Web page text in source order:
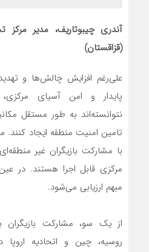
آندری چیبوتاریف، مدیر مرکز
(قزاقستان)
علی‌رغم افزایش چالش‌ها و
پایدار و امن آسیای
نتوانسته‌اند به طور مستقل
تامین امنیت منطقه ایجاد
با مشارکت بازیگران غیر
مرکزی قابل اجرا هستند. در
مبهم ارزیابی می‌شود.
از یک سو، مشارکت بازیگران
روسیه، چین و اتحادیه اروپا